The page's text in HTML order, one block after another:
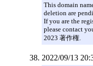
This domain
deletion are
If you are the
please contact
2023 著作権.
2022/09/13